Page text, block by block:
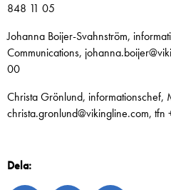
848 11 05
Johanna Boijer-Svahnström,
Communications,
00
Christa Grönlund, informationschef,
christa.gronlund@vikingline.com,
Dela: